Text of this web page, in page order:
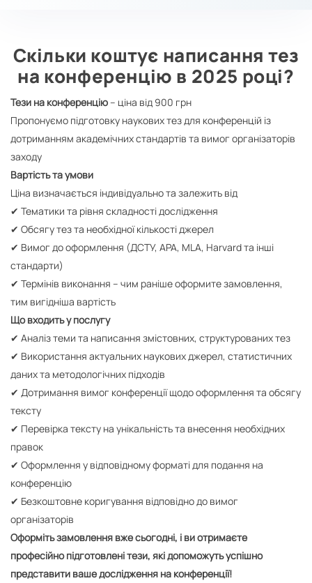
Скільки коштує написання тез
на конференцію в 2025 році?
Тези на конференцію– ціна від 900 грн
Пропонуємо підготовку наукових тез для конференцій із
дотриманням академічних стандартів та вимог організаторів
заходу
Вартість та умови
Ціна визначається індивідуально та залежить від
✔ Тематики та рівня складності дослідження
✔ Обсягу тез та необхідної кількості джерел
✔ Вимог до оформлення (ДСТУ, APA, MLA, Harvard та інші
стандарти)
✔ Термінів виконання – чим раніше оформите замовлення,
тим вигідніша вартість
Що входить у послугу
✔ Аналіз теми та написання змістовних, структурованих тез
✔ Використання актуальних наукових джерел, статистичних
даних та методологічних підходів
✔ Дотримання вимог конференції щодо оформлення та обсягу
тексту
✔ Перевірка тексту на унікальність та внесення необхідних
правок
✔ Оформлення у відповідному форматі для подання на
конференцію
✔ Безкоштовне коригування відповідно до вимог
організаторів
Оформіть замовлення вже сьогодні, і ви отримаєте
професійно підготовлені тези, які допоможуть успішно
представити ваше дослідження на конференції!